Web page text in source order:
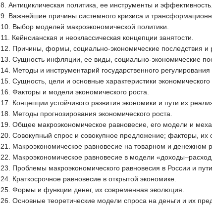
8. Антициклическая политика, ее инструменты и эффективность.
9. Важнейшие причины системного кризиса и
10. Выбор моделей макроэкономической политики.
11. Кейнсианская и неоклассическая концепции занятости.
12. Причины, формы, социально-экономические последствия и
13. Сущность инфляции, ее виды, социально-экономические
14. Методы и инструментарий государственного регулирования
15. Сущность, цели и основные характеристики экономического
16. Факторы и модели экономического роста.
17. Концепции устойчивого развития экономики и пути их
18. Методы прогнозирования экономического роста.
19. Общее макроэкономическое равновесие, его модели и
20. Совокупный спрос и совокупное предложение; факторы,
21. Макроэкономическое равновесие на товарном и денежном
22. Макроэкономическое равновесие в модели
23. Проблемы макроэкономического равновесия в России и
24. Краткосрочное равновесие в открытой экономике.
25. Формы и функции денег, их современная эволюция.
26. Основные теоретические модели спроса на деньги и их